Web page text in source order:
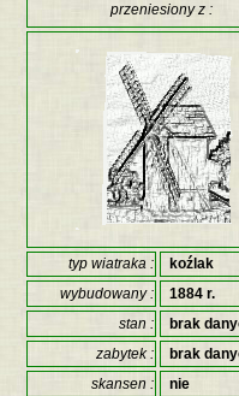
przeniesiony z :
typ wiatraka :
koźlak
wybudowany :
1884 r.
stan :
brak
zabytek :
brak
skansen :
nie